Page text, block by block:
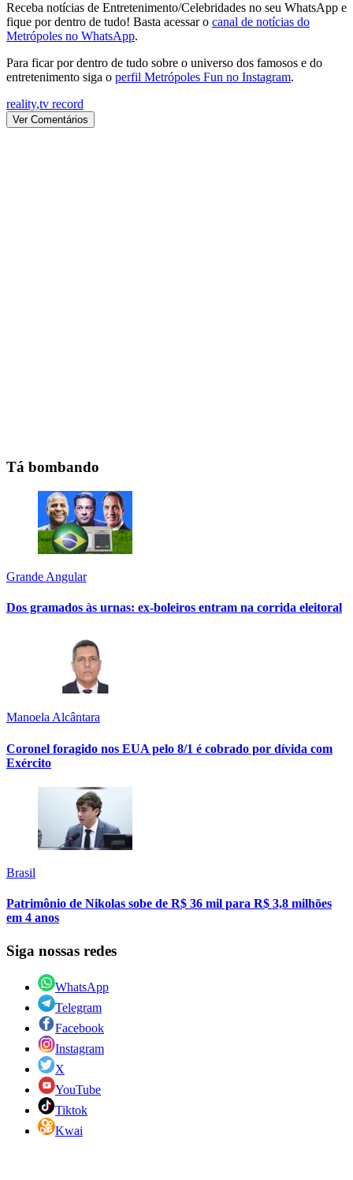
Receba notícias de Entretenimento/Celebridades no seu WhatsApp e
fique por dentro de tudo! Basta acessar o canal de notícias do
Metrópoles no WhatsApp.
Para ficar por dentro de tudo sobre o universo dos famosos e do
entretenimento siga o perfil Metrópoles Fun no Instagram.
reality,tv record
Ver Comentários
Tá bombando
Grande Angular
Dos gramados às urnas: ex-boleiros entram na corrida eleitoral
Manoela Alcântara
Coronel foragido nos EUA pelo 8/1 é cobrado por dívida com
Exército
Brasil
Patrimônio de Nikolas sobe de R$ 36 mil para R$ 3,8 milhões
em 4 anos
Siga nossas redes
WhatsApp
Telegram
Facebook
Instagram
X
YouTube
Tiktok
Kwai